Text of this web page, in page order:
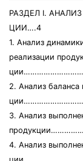
РАЗДЕЛ I.
ЦИИ….4
1. Анализ
реализации
2. Анализ баланса
3. Анализ
4. Анализ